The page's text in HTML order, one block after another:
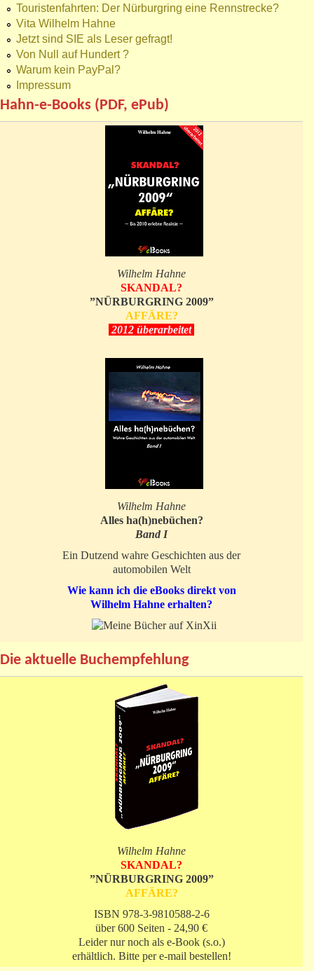
Touristenfahrten: Der Nürburgring eine Rennstrecke?
Vita Wilhelm Hahne
Jetzt sind SIE als Leser gefragt!
Von Null auf Hundert ?
Warum kein PayPal?
Impressum
Hahn-e-Books (PDF, ePub)
Wilhelm Hahne
SKANDAL?
”NÜRBURGRING 2009”
AFFÄRE?
2012 überarbeitet
Wilhelm Hahne
Alles ha(h)nebüchen?
Band I
Ein Dutzend wahre Geschichten aus der
automobilen Welt
Wie kann ich die eBooks direkt von
Wilhelm Hahne erhalten?
Die aktuelle Buchempfehlung
Wilhelm Hahne
SKANDAL?
”NÜRBURGRING 2009”
AFFÄRE?
ISBN 978-3-9810588-2-6
über 600 Seiten - 24,90 €
Leider nur noch als e-Book (s.o.)
erhältlich. Bitte per e-mail bestellen!